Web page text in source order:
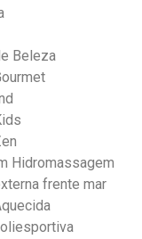
Beleza
Hidromassagem
frente mar